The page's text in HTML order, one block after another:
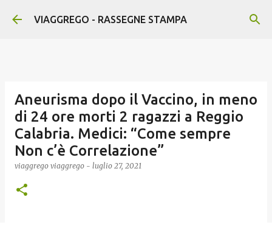
Passa ai contenuti principali
VIAGGREGO - RASSEGNE STAMPA
Aneurisma dopo il Vaccino, in meno
di 24 ore morti 2 ragazzi a Reggio
Calabria. Medici: “Come sempre
Non c’è Correlazione”
viaggrego viaggrego - luglio 27, 2021